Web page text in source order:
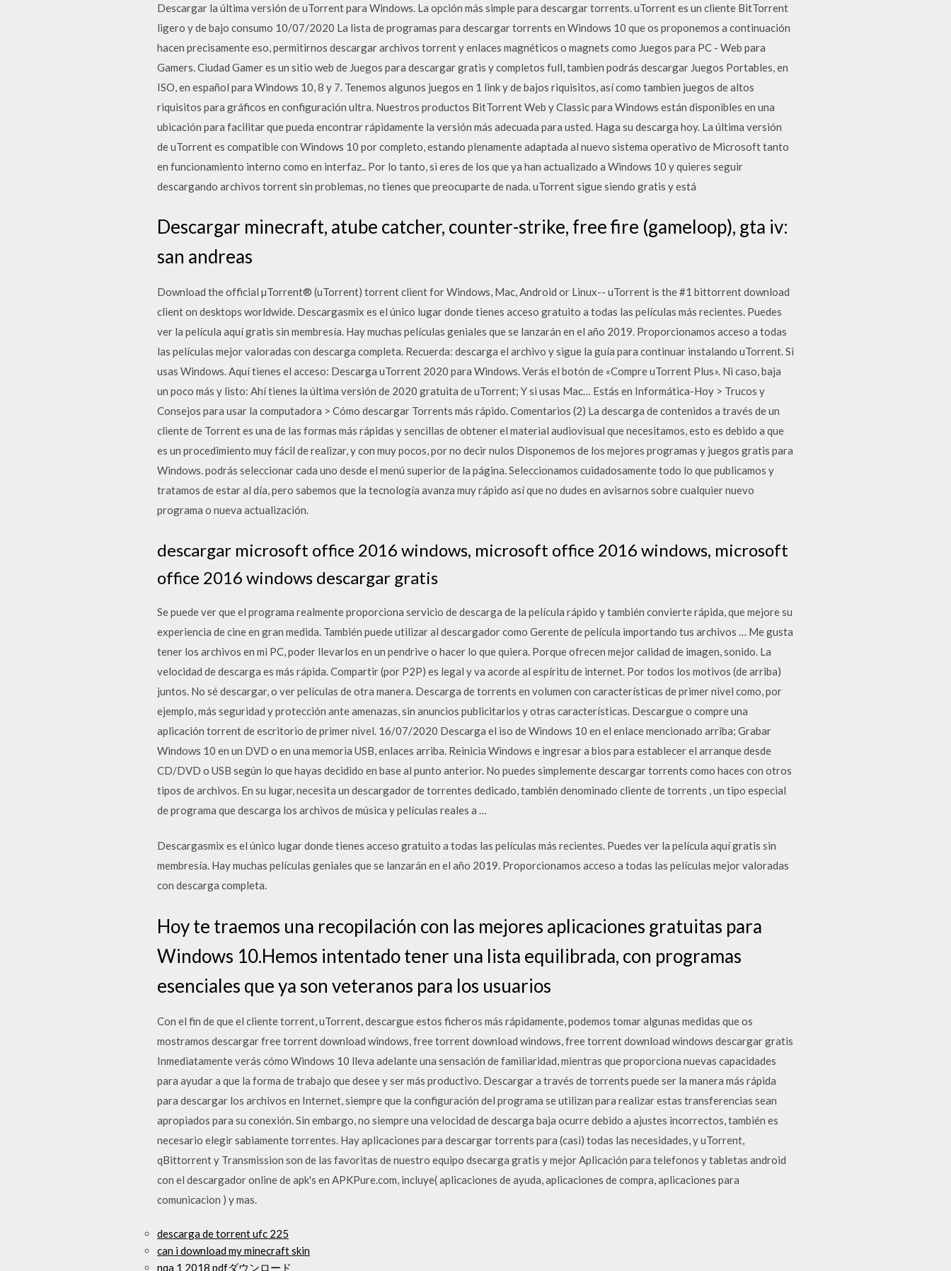
Descargar la última versión de uTorrent para Windows. La opción más simple para descargar torrents. uTorrent es un cliente BitTorrent
ligero y de bajo consumo 10/07/2020 La lista de programas para descargar torrents en Windows 10 que os proponemos a continuación
hacen precisamente eso, permitirnos descargar archivos torrent y enlaces magnéticos o magnets como Juegos para PC - Web para
Gamers. Ciudad Gamer es un sitio web de Juegos para descargar gratis y completos full, tambien podrás descargar Juegos Portables, en
ISO, en español para Windows 10, 8 y 7. Tenemos algunos juegos en 1 link y de bajos riquisitos, así como tambien juegos de altos
riquisitos para gráficos en configuración ultra. Nuestros productos BitTorrent Web y Classic para Windows están disponibles en una
ubicación para facilitar que pueda encontrar rápidamente la versión más adecuada para usted. Haga su descarga hoy. La última versión
de uTorrent es compatible con Windows 10 por completo, estando plenamente adaptada al nuevo sistema operativo de Microsoft tanto
en funcionamiento interno como en interfaz.. Por lo tanto, si eres de los que ya han actualizado a Windows 10 y quieres seguir
descargando archivos torrent sin problemas, no tienes que preocuparte de nada. uTorrent sigue siendo gratis y está
Descargar minecraft, atube catcher, counter-strike, free fire (gameloop), gta iv:
san andreas
Download the official µTorrent® (uTorrent) torrent client for Windows, Mac, Android or Linux-- uTorrent is the #1 bittorrent download
client on desktops worldwide. Descargasmix es el único lugar donde tienes acceso gratuito a todas las películas más recientes. Puedes
ver la película aquí gratis sin membresía. Hay muchas películas geniales que se lanzarán en el año 2019. Proporcionamos acceso a todas
las películas mejor valoradas con descarga completa. Recuerda: descarga el archivo y sigue la guía para continuar instalando uTorrent. Si
usas Windows. Aquí tienes el acceso: Descarga uTorrent 2020 para Windows. Verás el botón de «Compre uTorrent Plus». Ni caso, baja
un poco más y listo: Ahí tienes la última versión de 2020 gratuita de uTorrent; Y si usas Mac… Estás en Informática-Hoy > Trucos y
Consejos para usar la computadora > Cómo descargar Torrents más rápido. Comentarios (2) La descarga de contenidos a través de un
cliente de Torrent es una de las formas más rápidas y sencillas de obtener el material audiovisual que necesitamos, esto es debido a que
es un procedimiento muy fácil de realizar, y con muy pocos, por no decir nulos Disponemos de los mejores programas y juegos gratis para
Windows. podrás seleccionar cada uno desde el menú superior de la página. Seleccionamos cuidadosamente todo lo que publicamos y
tratamos de estar al día, pero sabemos que la tecnología avanza muy rápido así que no dudes en avisarnos sobre cualquier nuevo
programa o nueva actualización.
descargar microsoft office 2016 windows, microsoft office 2016 windows, microsoft
office 2016 windows descargar gratis
Se puede ver que el programa realmente proporciona servicio de descarga de la película rápido y también convierte rápida, que mejore su
experiencia de cine en gran medida. También puede utilizar al descargador como Gerente de película importando tus archivos … Me gusta
tener los archivos en mi PC, poder llevarlos en un pendrive o hacer lo que quiera. Porque ofrecen mejor calidad de imagen, sonido. La
velocidad de descarga es más rápida. Compartir (por P2P) es legal y va acorde al espíritu de internet. Por todos los motivos (de arriba)
juntos. No sé descargar, o ver películas de otra manera. Descarga de torrents en volumen con características de primer nivel como, por
ejemplo, más seguridad y protección ante amenazas, sin anuncios publicitarios y otras características. Descargue o compre una
aplicación torrent de escritorio de primer nivel. 16/07/2020 Descarga el iso de Windows 10 en el enlace mencionado arriba; Grabar
Windows 10 en un DVD o en una memoria USB, enlaces arriba. Reinicia Windows e ingresar a bios para establecer el arranque desde
CD/DVD o USB según lo que hayas decidido en base al punto anterior. No puedes simplemente descargar torrents como haces con otros
tipos de archivos. En su lugar, necesita un descargador de torrentes dedicado, también denominado cliente de torrents , un tipo especial
de programa que descarga los archivos de música y películas reales a …
Descargasmix es el único lugar donde tienes acceso gratuito a todas las películas más recientes. Puedes ver la película aquí gratis sin
membresía. Hay muchas películas geniales que se lanzarán en el año 2019. Proporcionamos acceso a todas las películas mejor valoradas
con descarga completa.
Hoy te traemos una recopilación con las mejores aplicaciones gratuitas para
Windows 10.Hemos intentado tener una lista equilibrada, con programas
esenciales que ya son veteranos para los usuarios
Con el fin de que el cliente torrent, uTorrent, descargue estos ficheros más rápidamente, podemos tomar algunas medidas que os
mostramos descargar free torrent download windows, free torrent download windows, free torrent download windows descargar gratis
Inmediatamente verás cómo Windows 10 lleva adelante una sensación de familiaridad, mientras que proporciona nuevas capacidades
para ayudar a que la forma de trabajo que desee y ser más productivo. Descargar a través de torrents puede ser la manera más rápida
para descargar los archivos en Internet, siempre que la configuración del programa se utilizan para realizar estas transferencias sean
apropiados para su conexión. Sin embargo, no siempre una velocidad de descarga baja ocurre debido a ajustes incorrectos, también es
necesario elegir sabiamente torrentes. Hay aplicaciones para descargar torrents para (casi) todas las necesidades, y uTorrent,
qBittorrent y Transmission son de las favoritas de nuestro equipo dsecarga gratis y mejor Aplicación para telefonos y tabletas android
con el descargador online de apk's en APKPure.com, incluye( aplicaciones de ayuda, aplicaciones de compra, aplicaciones para
comunicacion ) y mas.
descarga de torrent ufc 225
can i download my minecraft skin
nqa 1 2018 pdfダウンロード